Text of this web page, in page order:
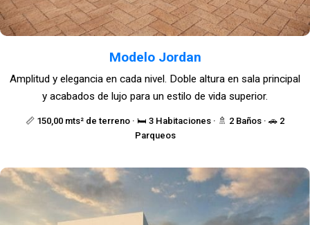
Modelo Jordan
📏 150,00 mts² de terreno · 🛏️ 3 Habitaciones · 🚿 2 Baños · 🚗 2
Parqueos
Amplitud y elegancia en cada nivel. Doble altura en sala principal
y acabados de lujo para un estilo de vida superior.